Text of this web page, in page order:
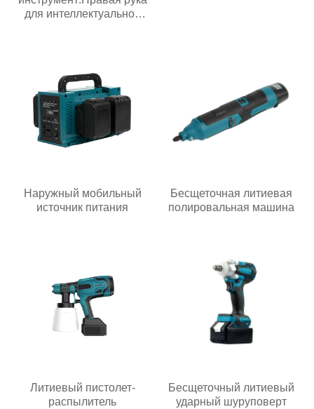
для интеллектуальной
Наружный мобильный
источник питания
Бесщеточная литиевая
полировальная машина
Литиевый пистолет-
распылитель
Бесщеточный литиевый
ударный шуруповерт